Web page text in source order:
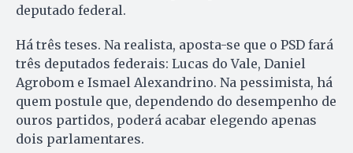
deputado federal.
Há três teses. Na realista, aposta-se que o PSD fará
três deputados federais: Lucas do Vale, Daniel
Agrobom e Ismael Alexandrino. Na pessimista, há
quem postule que, dependendo do desempenho de
ouros partidos, poderá acabar elegendo apenas
dois parlamentares.